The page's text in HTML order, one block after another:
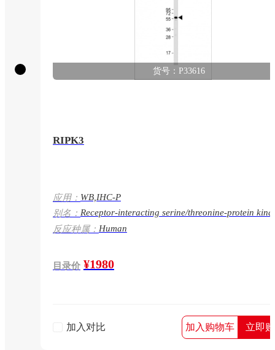
货号：P33616
RIPK3
应用： WB,IHC-P
别名： Receptor-interacting serine/threonine-protein
RIP-like protein kinase 3, Receptor-interacting
3, RIP-3, RIPK3, RIP3
反应种属： Human
目录价 ¥1980
加入对比 加入购物车 立即